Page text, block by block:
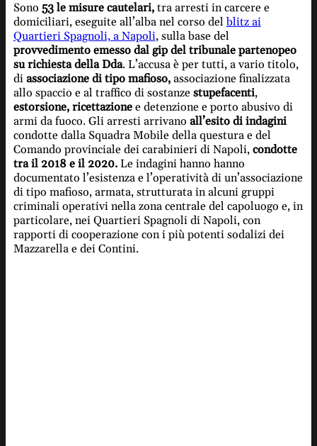
Sono 53 le misure cautelari,tra arresti in carcere e
domiciliari, eseguite all’alba nel corso delblitz ai
Quartieri Spagnoli, a Napoli, sulla base del
provvedimento emesso dal gip del tribunale partenopeo
su richiesta della Dda. L’accusa è per tutti, a vario titolo,
di associazione di tipo mafioso,associazione finalizzata
allo spaccio e al traffico di sostanze stupefacenti,
estorsione, ricettazionee detenzione e porto abusivo di
armi da fuoco. Gli arresti arrivano all’esito di indagini
condotte dalla Squadra Mobile della questura e del
Comando provinciale dei carabinieri di Napoli, condotte
tra il 2018 e il 2020.Le indagini hanno hanno
documentato l’esistenza e l’operatività di un’associazione
di tipo mafioso, armata, strutturata in alcuni gruppi
criminali operativi nella zona centrale del capoluogo e, in
particolare, nei Quartieri Spagnoli di Napoli, con
rapporti di cooperazione con i più potenti sodalizi dei
Mazzarella e dei Contini.